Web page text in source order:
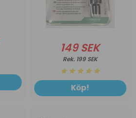
149 SEK
199 SEK
Köp!